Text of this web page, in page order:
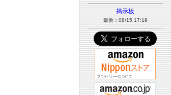
掲示板
最新：08/15 17:19